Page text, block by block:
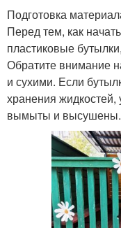
Подготовка
Перед тем, как
пластиковые
Обратите внимание
и сухими. Если
хранения
вымыты и высушены.